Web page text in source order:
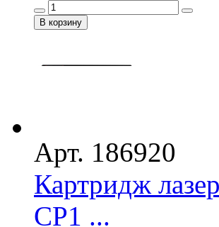
Арт. 186920
Картридж
CP1 ...